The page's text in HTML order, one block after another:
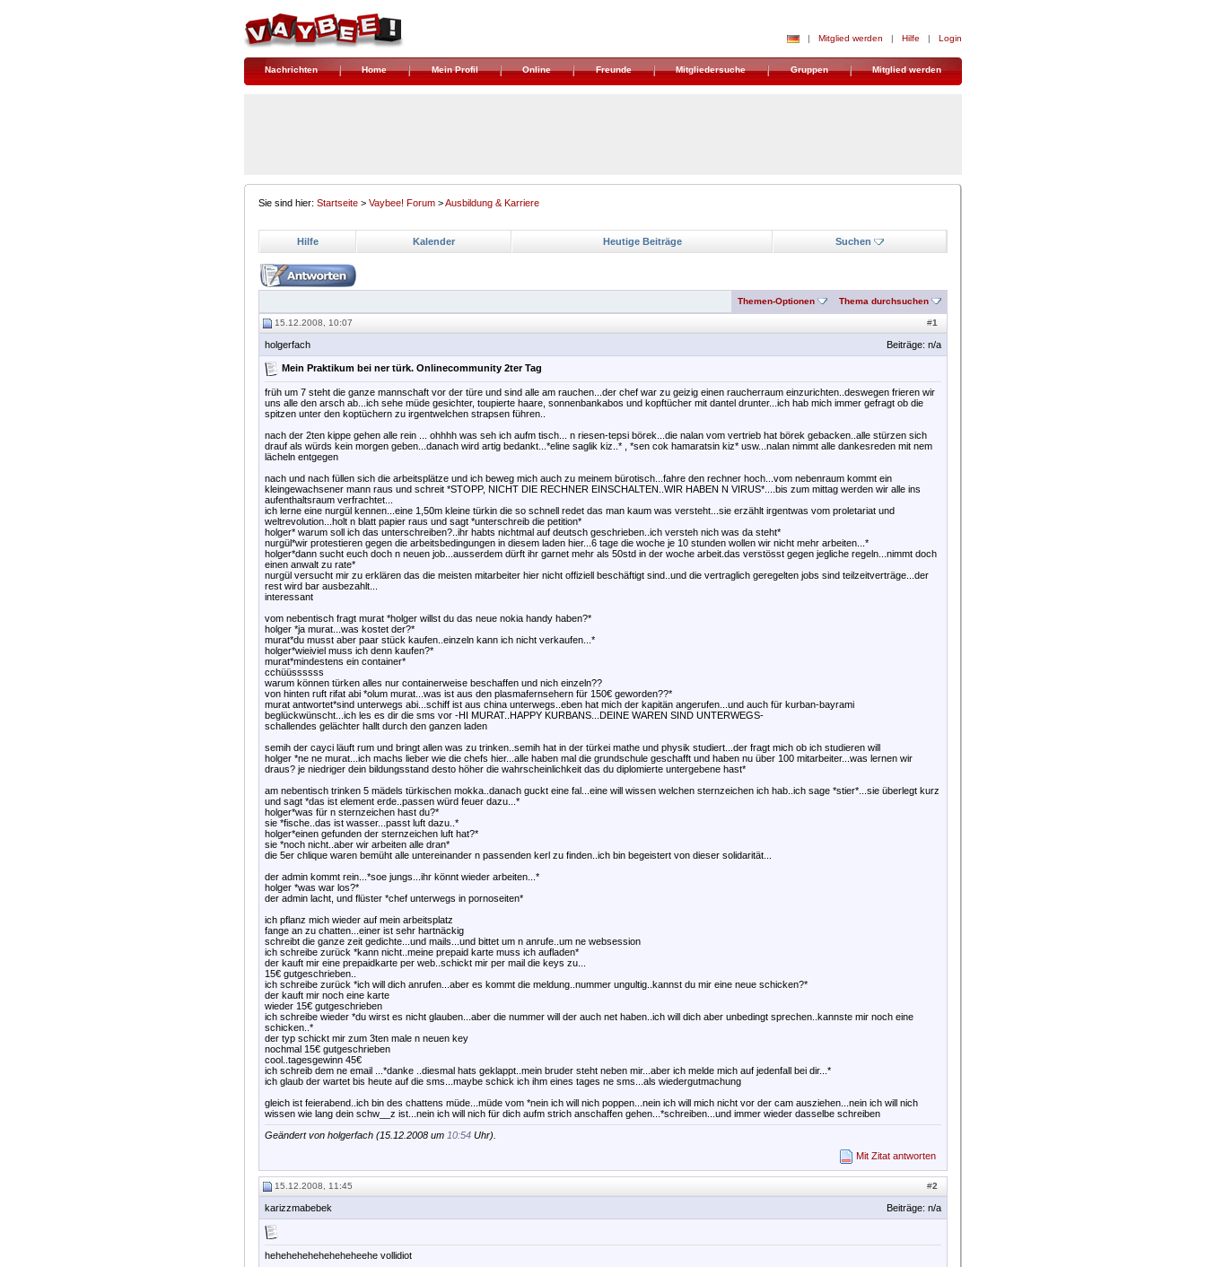
| Mitglied werden | Hilfe | Login
Nachrichten Home Mein Profil Online Freunde Mitgliedersuche Gruppen Mitglied werden
Sie sind hier: Startseite > Vaybee! Forum >Ausbildung & Karriere
Hilfe Kalender Heutige Beiträge Suchen
Themen-Optionen Thema durchsuchen
#1
15.12.2008, 10:07
holgerfach Beiträge: n/a
Mein Praktikum bei ner türk. Onlinecommunity 2ter Tag
früh um 7 steht die ganze mannschaft vor der türe und sind alle am rauchen...der chef war zu geizig einen raucherraum einzurichten..deswegen frieren wir
uns alle den arsch ab...ich sehe müde gesichter, toupierte haare, sonnenbankabos und kopftücher mit dantel drunter...ich hab mich immer gefragt ob die
spitzen unter den koptüchern zu irgentwelchen strapsen führen..
nach der 2ten kippe gehen alle rein ... ohhhh was seh ich aufm tisch... n riesen-tepsi börek...die nalan vom vertrieb hat börek gebacken..alle stürzen sich
drauf als würds kein morgen geben...danach wird artig bedankt...*eline saglik kiz..* , *sen cok hamaratsin kiz* usw...nalan nimmt alle dankesreden mit nem
lächeln entgegen
nach und nach füllen sich die arbeitsplätze und ich beweg mich auch zu meinem bürotisch...fahre den rechner hoch...vom nebenraum kommt ein
kleingewachsener mann raus und schreit *STOPP, NICHT DIE RECHNER EINSCHALTEN..WIR HABEN N VIRUS*....bis zum mittag werden wir alle ins
aufenthaltsraum verfrachtet...
ich lerne eine nurgül kennen...eine 1,50m kleine türkin die so schnell redet das man kaum was versteht...sie erzählt irgentwas vom proletariat und
weltrevolution...holt n blatt papier raus und sagt *unterschreib die petition*
holger* warum soll ich das unterschreiben?..ihr habts nichtmal auf deutsch geschrieben..ich versteh nich was da steht*
nurgül*wir protestieren gegen die arbeitsbedingungen in diesem laden hier...6 tage die woche je 10 stunden wollen wir nicht mehr arbeiten...*
holger*dann sucht euch doch n neuen job...ausserdem dürft ihr garnet mehr als 50std in der woche arbeit.das verstösst gegen jegliche regeln...nimmt doch
einen anwalt zu rate*
nurgül versucht mir zu erklären das die meisten mitarbeiter hier nicht offiziell beschäftigt sind..und die vertraglich geregelten jobs sind teilzeitverträge...der
rest wird bar ausbezahlt...
interessant
vom nebentisch fragt murat *holger willst du das neue nokia handy haben?*
holger *ja murat...was kostet der?*
murat*du musst aber paar stück kaufen..einzeln kann ich nicht verkaufen...*
holger*wieiviel muss ich denn kaufen?*
murat*mindestens ein container*
cchüüssssss
warum können türken alles nur containerweise beschaffen und nich einzeln??
von hinten ruft rifat abi *olum murat...was ist aus den plasmafernsehern für 150€ geworden??*
murat antwortet*sind unterwegs abi...schiff ist aus china unterwegs..eben hat mich der kapitän angerufen...und auch für kurban-bayrami
beglückwünscht...ich les es dir die sms vor -HI MURAT..HAPPY KURBANS...DEINE WAREN SIND UNTERWEGS-
schallendes gelächter hallt durch den ganzen laden
semih der cayci läuft rum und bringt allen was zu trinken..semih hat in der türkei mathe und physik studiert...der fragt mich ob ich studieren will
holger *ne ne murat...ich machs lieber wie die chefs hier...alle haben mal die grundschule geschafft und haben nu über 100 mitarbeiter...was lernen wir
draus? je niedriger dein bildungsstand desto höher die wahrscheinlichkeit das du diplomierte untergebene hast*
am nebentisch trinken 5 mädels türkischen mokka..danach guckt eine fal...eine will wissen welchen sternzeichen ich hab..ich sage *stier*...sie überlegt kurz
und sagt *das ist element erde..passen würd feuer dazu...*
holger*was für n sternzeichen hast du?*
sie *fische..das ist wasser...passt luft dazu..*
holger*einen gefunden der sternzeichen luft hat?*
sie *noch nicht..aber wir arbeiten alle dran*
die 5er chlique waren bemüht alle untereinander n passenden kerl zu finden..ich bin begeistert von dieser solidarität...
der admin kommt rein...*soe jungs...ihr könnt wieder arbeiten...*
holger *was war los?*
der admin lacht, und flüster *chef unterwegs in pornoseiten*
ich pflanz mich wieder auf mein arbeitsplatz
fange an zu chatten...einer ist sehr hartnäckig
schreibt die ganze zeit gedichte...und mails...und bittet um n anrufe..um ne websession
ich schreibe zurück *kann nicht..meine prepaid karte muss ich aufladen*
der kauft mir eine prepaidkarte per web..schickt mir per mail die keys zu...
15€ gutgeschrieben..
ich schreibe zurück *ich will dich anrufen...aber es kommt die meldung..nummer ungultig..kannst du mir eine neue schicken?*
der kauft mir noch eine karte
wieder 15€ gutgeschrieben
ich schreibe wieder *du wirst es nicht glauben...aber die nummer will der auch net haben..ich will dich aber unbedingt sprechen..kannste mir noch eine
schicken..*
der typ schickt mir zum 3ten male n neuen key
nochmal 15€ gutgeschrieben
cool..tagesgewinn 45€
ich schreib dem ne email ...*danke ..diesmal hats geklappt..mein bruder steht neben mir...aber ich melde mich auf jedenfall bei dir...*
ich glaub der wartet bis heute auf die sms...maybe schick ich ihm eines tages ne sms...als wiedergutmachung
gleich ist feierabend..ich bin des chattens müde...müde vom *nein ich will nich poppen...nein ich will mich nicht vor der cam ausziehen...nein ich will nich
wissen wie lang dein schw__z ist...nein ich will nich für dich aufm strich anschaffen gehen...*schreiben...und immer wieder dasselbe schreiben
Geändert von holgerfach (15.12.2008 um 10:54 Uhr).
Mit Zitat antworten
#2
15.12.2008, 11:45
karizzmabebek Beiträge: n/a
heheheheheheheheheehe vollidiot